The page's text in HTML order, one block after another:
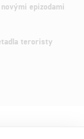
epizodami
teroristy